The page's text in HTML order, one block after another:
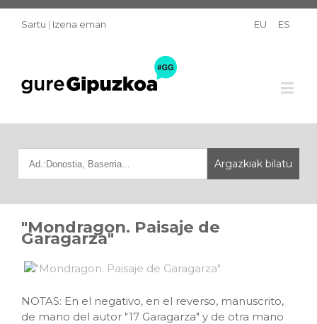
Sartu | Izena eman EU ES
"Mondragon. Paisaje de
Garagarza"
NOTAS: En el negativo, en el reverso, manuscrito,
de mano del autor "17 Garagarza" y de otra mano